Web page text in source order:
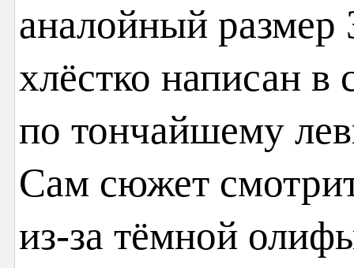
аналойный
хлёстко написан в
по тончайшему
Сам сюжет
из-за тёмной